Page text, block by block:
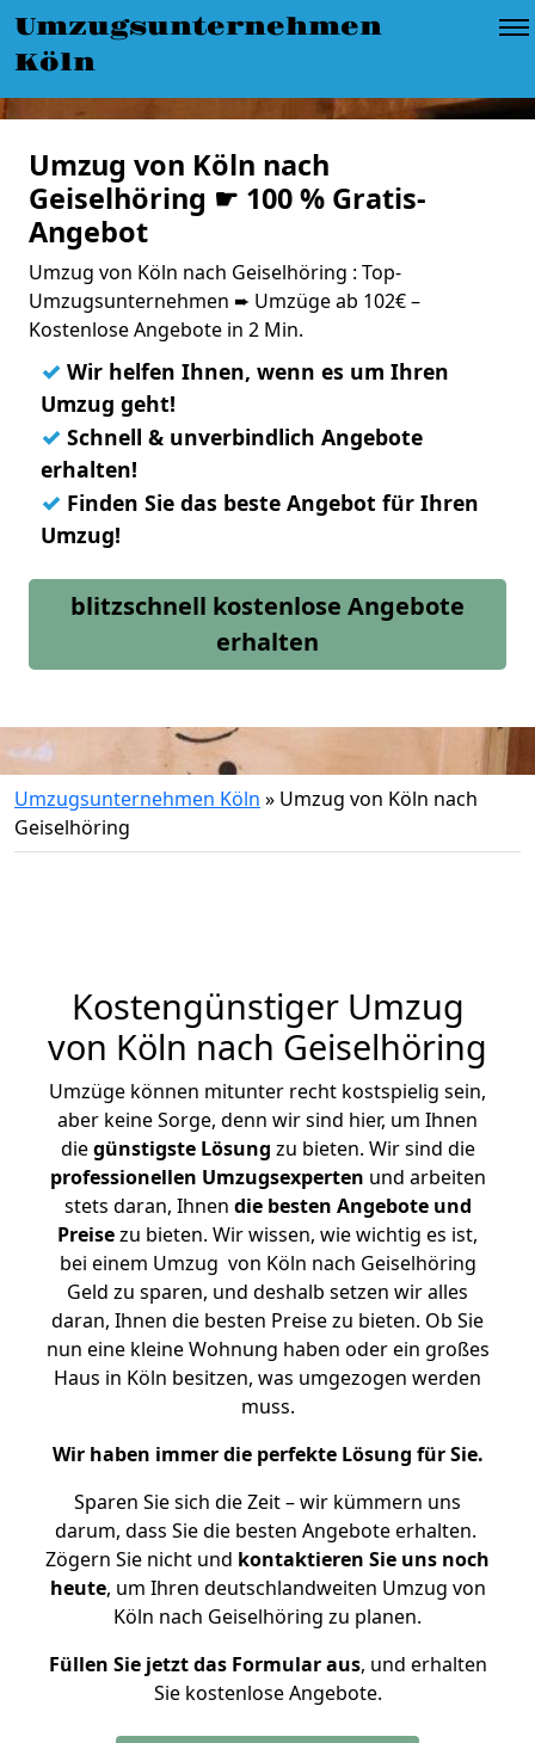
Umzugsunternehmen
Köln
Umzug von Köln nach
Geiselhöring ☛ 100 % Gratis-
Angebot
Umzug von Köln nach Geiselhöring : Top-
Umzugsunternehmen ➨ Umzüge ab 102€ –
Kostenlose Angebote in 2 Min.
✓ Wir helfen Ihnen, wenn es um Ihren
Umzug geht!
✓ Schnell & unverbindlich Angebote
erhalten!
✓ Finden Sie das beste Angebot für Ihren
Umzug!
blitzschnell kostenlose Angebote
erhalten
Umzugsunternehmen Köln » Umzug von Köln nach
Geiselhöring
Kostengünstiger Umzug
von Köln nach Geiselhöring
Umzüge können mitunter recht kostspielig sein,
aber keine Sorge, denn wir sind hier, um Ihnen
diegünstigste Lösung zu bieten. Wir sind die
professionellen Umzugsexperten und arbeiten
stets daran, Ihnen die besten Angebote und
Preisezu bieten. Wir wissen, wie wichtig es ist,
bei einem Umzug von Köln nach Geiselhöring
Geld zu sparen, und deshalb setzen wir alles
daran, Ihnen die besten Preise zu bieten. Ob Sie
nun eine kleine Wohnung haben oder ein großes
Haus in Köln besitzen, was umgezogen werden
muss.
Wir haben immer die perfekte Lösung für Sie.
Sparen Sie sich die Zeit – wir kümmern uns
darum, dass Sie die besten Angebote erhalten.
Zögern Sie nicht und kontaktieren Sie uns noch
heute, um Ihren deutschlandweiten Umzug von
Köln nach Geiselhöring zu planen.
Füllen Sie jetzt das Formular aus, und erhalten
Sie kostenlose Angebote.